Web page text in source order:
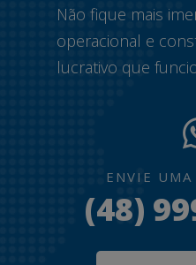
Não fique mais
operacional e
lucrativo que
ENVIE UMA
(48)